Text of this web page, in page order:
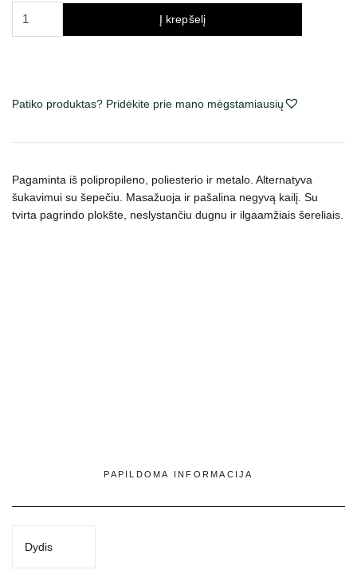
katėms,
Į krepšelį
Patiko produktas? Pridėkite prie mano mėgstamiausių
Pagaminta iš polipropileno, poliesterio ir metalo. Alternatyva
šukavimui su šepečiu. Masažuoja ir pašalina negyvą kailį. Su
tvirta pagrindo plokšte, neslystančiu dugnu ir ilgaamžiais šereliais.
PAPILDOMA INFORMACIJA
Dydis